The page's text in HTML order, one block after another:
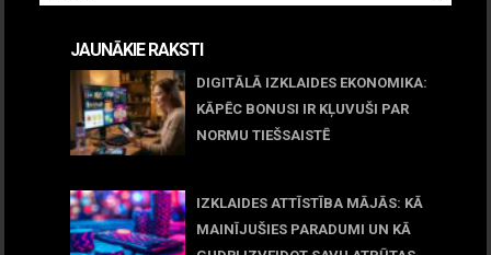
JAUNĀKIE RAKSTI
DIGITĀLĀ IZKLAIDES EKONOMIKA:
KĀPĒC BONUSI IR KĻUVUŠI PAR
NORMU TIEŠSAISTĒ
IZKLAIDES ATTĪSTĪBA MĀJĀS: KĀ
MAINĪJUŠIES PARADUMI UN KĀ